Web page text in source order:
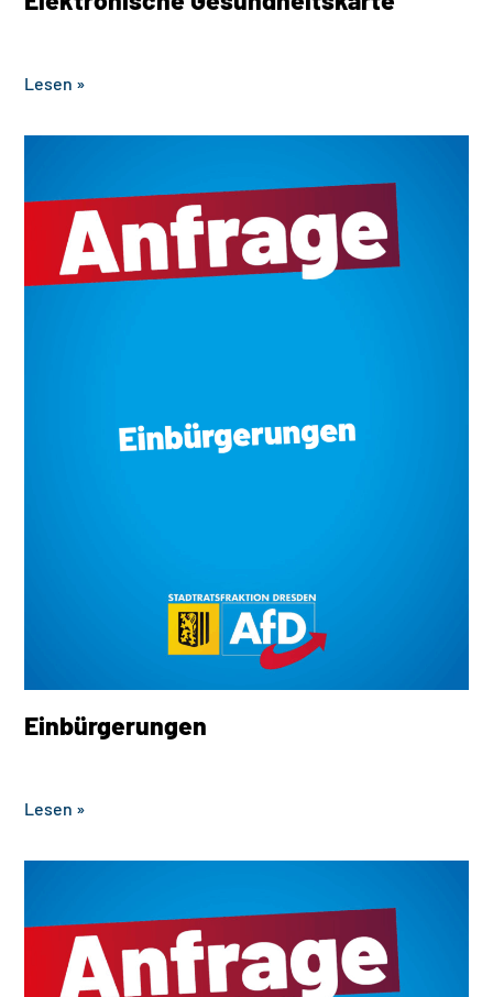
Lesen »
Einbürgerungen
Lesen »